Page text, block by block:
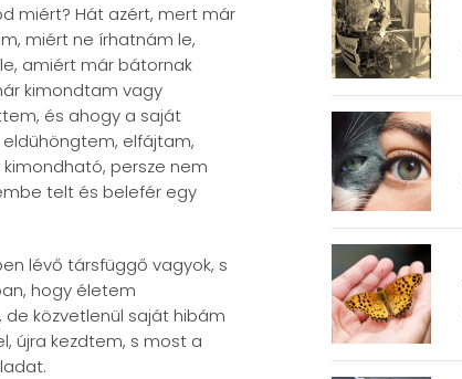
miért? Hát azért, mert már
miért ne írhatnám le,
amiért már bátornak
kimondtam vagy
és ahogy a saját
elfájtam,
persze nem
telt és belefér egy
lévő társfüggő vagyok, s
hogy életem
közvetlenül saját hibám
újra kezdtem, s most a